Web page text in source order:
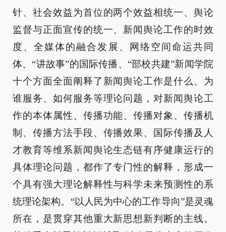
针、社会效益为首位的两个效益相统一、舆论
监督与正面宣传的统一、新闻舆论工作的时效
度、全媒体的融合发展、网络空间命运共同
体、“讲故事”的国际传播、“部校共建”新闻学院
十个方面全面阐释了新闻舆论工作是什么、为
谁服务、如何服务等理论问题，对新闻舆论工
作的本体属性、传播功能、传播对象、传播机
制、传播方法手段、传播效果、国际传播及人
才教育等维系新闻舆论生态链有序健康运行的
具体理论问题，都作了专门性的解释，形成一
个具有强大理论解释性与科学未来预测性的系
统理论架构。“以人民为中心的工作导向”是灵魂
所在，是贯穿其他重大新思想新判断的主线。